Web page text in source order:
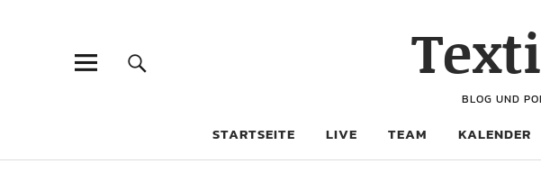
BLOG UND
STARTSEITE LIVE TEAM KALENDER